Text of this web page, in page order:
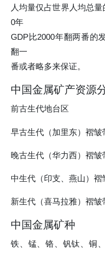
人均量仅占世界人均总
0年
GDP比2000年翻两番的
翻一
番或者略多来保证。
中国金属矿产资源
前古生代地台区
早古生代（加里东）褶皱
晚古生代（华力西）褶皱
中生代（印支、燕山）褶
新生代（喜马拉雅）褶皱
中国金属矿种
铁、锰、铬、钒钛、铜